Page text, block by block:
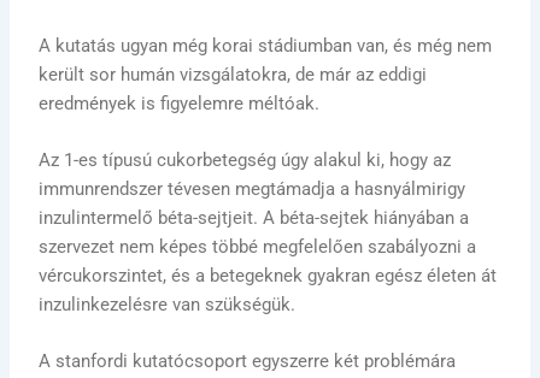
A kutatás ugyan még korai stádiumban van, és még nem
került sor humán vizsgálatokra, de már az eddigi
eredmények is figyelemre méltóak.
Az 1-es típusú cukorbetegség úgy alakul ki, hogy az
immunrendszer tévesen megtámadja a hasnyálmirigy
inzulintermelő béta-sejtjeit. A béta-sejtek hiányában a
szervezet nem képes többé megfelelően szabályozni a
vércukorszintet, és a betegeknek gyakran egész életen át
inzulinkezelésre van szükségük.
A stanfordi kutatócsoport egyszerre két problémára